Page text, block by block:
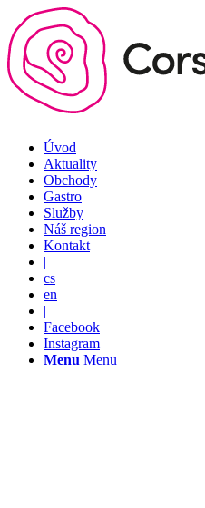
Úvod
Aktuality
Obchody
Gastro
Služby
Náš region
Kontakt
|
cs
en
|
Facebook
Instagram
Menu Menu